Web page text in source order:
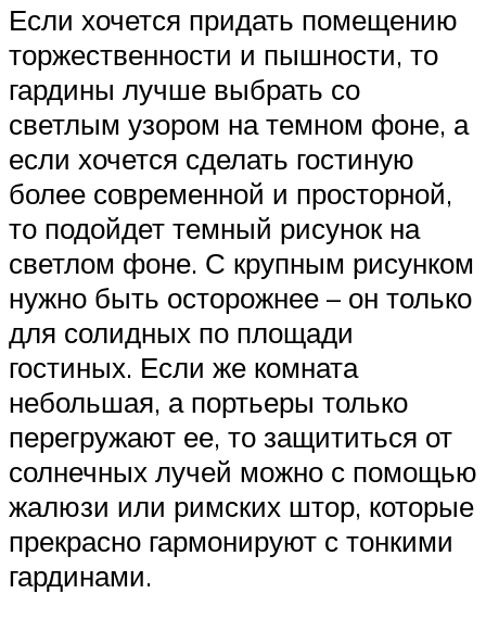
Если хочется придать помещению
торжественности и пышности, то
гардины лучше выбрать со
светлым узором на темном фоне, а
если хочется сделать гостиную
более современной и просторной,
то подойдет темный рисунок на
светлом фоне. С крупным рисунком
нужно быть осторожнее – он только
для солидных по площади
гостиных. Если же комната
небольшая, а портьеры только
перегружают ее, то защититься от
солнечных лучей можно с помощью
жалюзи или римских штор, которые
прекрасно гармонируют с тонкими
гардинами.